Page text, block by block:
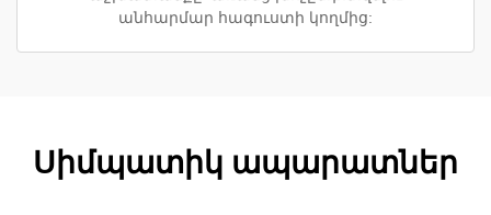
անհարմար հագուստի կողմից:
Սիմպատիկ ապարատներ